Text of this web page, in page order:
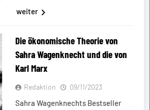
weiter
Die ökonomische Theorie von
Sahra Wagenknecht und die von
Karl Marx
Redaktion 09/11/2023
Sahra Wagenknechts Bestseller